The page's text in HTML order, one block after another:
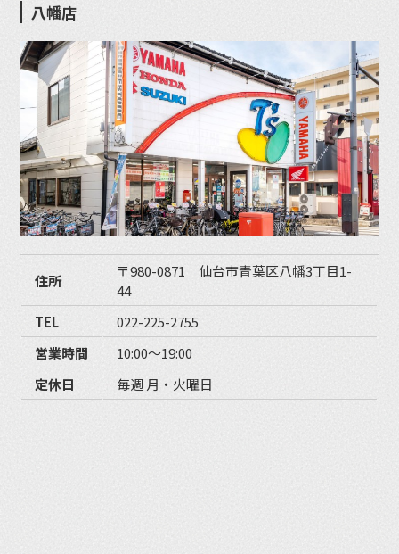
八幡店
住所
〒980-0871 仙台市青葉区八幡3丁目1-
44
TEL
022-225-2755
営業時間
10:00〜19:00
定休日
毎週 月・火曜日